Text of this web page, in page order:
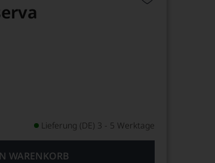
Lieferung (DE) 3 - 5 Werktage
WARENKORB